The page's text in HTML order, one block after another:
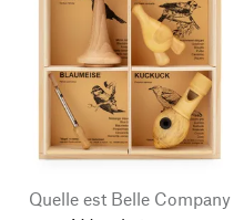
Quelle est Belle Company